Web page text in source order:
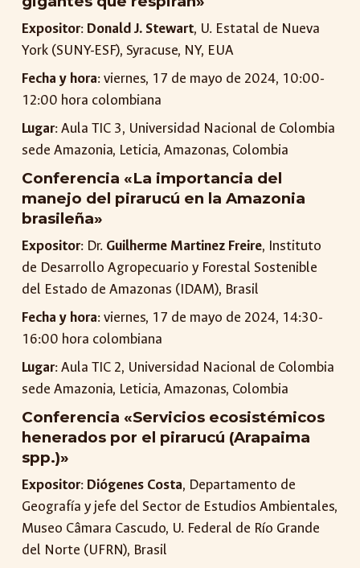
Expositor: Donald J. Stewart, U. Estatal de Nueva
York (SUNY-ESF), Syracuse, NY, EUA
Fecha y hora: viernes, 17 de mayo de 2024, 10:00-
12:00 hora colombiana
Lugar: Aula TIC 3, Universidad Nacional de Colombia
sede Amazonia, Leticia, Amazonas, Colombia
Conferencia «La importancia del
manejo del pirarucú en la Amazonia
brasileña»
Expositor: Dr. Guilherme Martinez Freire, Instituto
de Desarrollo Agropecuario y Forestal Sostenible
del Estado de Amazonas (IDAM), Brasil
Fecha y hora: viernes, 17 de mayo de 2024, 14:30-
16:00 hora colombiana
Lugar: Aula TIC 2, Universidad Nacional de Colombia
sede Amazonia, Leticia, Amazonas, Colombia
Conferencia «Servicios ecosistémicos
henerados por el pirarucú (Arapaima
spp.)»
Expositor: Diógenes Costa, Departamento de
Geografía y jefe del Sector de Estudios Ambientales,
Museo Câmara Cascudo, U. Federal de Río Grande
del Norte (UFRN), Brasil